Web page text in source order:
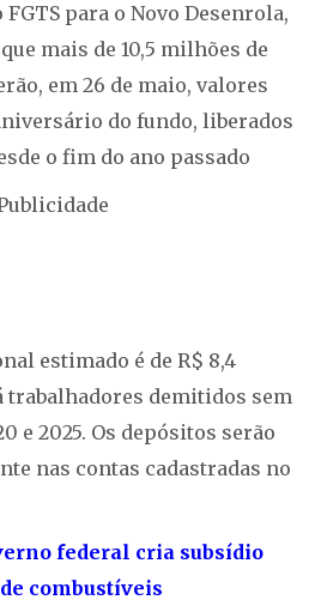
para o Novo Desenrola,
mais de 10,5 milhões de
em 26 de maio, valores
do fundo, liberados
o fim do ano passado
estimado é de R$ 8,4
trabalhadores demitidos sem
e 2025. Os depósitos serão
nas contas cadastradas no
federal cria subsídio
combustíveis